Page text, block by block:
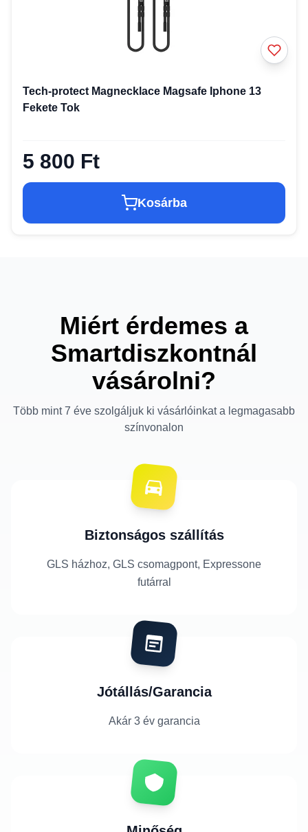
Tech-protect Magnecklace Magsafe Iphone 13
Fekete Tok
5 800 Ft
Kosárba
Miért érdemes a
Smartdiszkontnál
vásárolni?
Több mint 7 éve szolgáljuk ki vásárlóinkat a legmagasabb
színvonalon
Biztonságos szállítás
GLS házhoz, GLS csomagpont, Expressone
futárral
Jótállás/Garancia
Akár 3 év garancia